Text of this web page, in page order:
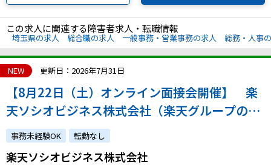
この求人に関連する障害者求人・転職情報
埼玉県の求人 総合職の求人 一般事務・営業事務の求人 総務・人事
NEW 更新日：2026年7月31日
【8月22日（土）オンライン面接会開催】 楽
天ソシオビジネス株式会社（楽天グループの特
例子会社◎充実のサポート体制！ステップアッ
プしながら成長できます。）
事務未経験OK 転勤なし
楽天ソシオビジネス株式会社